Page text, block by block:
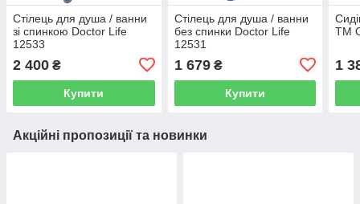
Стілець для душа / ванни
зі спинкою Doctor Life
12533
2 400 ₴
Купити
Стілець для душа / ванни
без спинки Doctor Life
12531
1 679₴
Купити
ТМ
1
Акційні пропозиції та новинки